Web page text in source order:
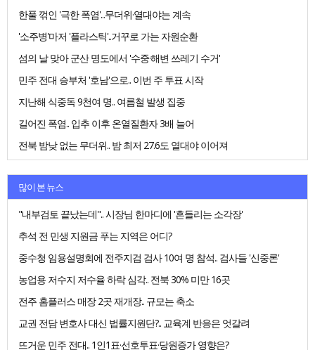
한풀 꺾인 '극한 폭염'...무더위·열대야는 계속
'소주병'마저 '플라스틱'..거꾸로 가는 자원순환
섬의 날 맞아 군산 명도에서 '수중·해변 쓰레기 수거'
민주 전대 승부처 '호남'으로.. 이번 주 투표 시작
지난해 식중독 9천여 명.. 여름철 발생 집중
길어진 폭염.. 입추 이후 온열질환자 3배 늘어
전북 밤낮 없는 무더위.. 밤 최저 27.6도 열대야 이어져
많이 본 뉴스
"내부검토 끝났는데".. 시장님 한마디에 '흔들리는 소각장'
추석 전 민생 지원금 푸는 지역은 어디?
중수청 임용설명회에 전주지검 검사 10여 명 참석.. 검사들 '신중론'
농업용 저수지 저수율 하락 심각.. 전북 30% 미만 16곳
전주 홈플러스 매장 2곳 재개장.. 규모는 축소
교권 전담 변호사 대신 법률지원단?.. 교육계 반응은 엇갈려
뜨거운 민주 전대.. 1인1표·선호투표·당원증가 영향은?